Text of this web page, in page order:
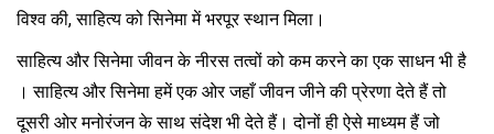
विश्व की, साहित्य को सिनेमा में भरपूर स्थान मिला।
साहित्य और सिनेमा जीवन के नीरस तत्वों को कम करने का एक साधन भी है
। साहित्य और सिनेमा हमें एक ओर जहाँ जीवन जीने की प्रेरणा देते हैं तो
दूसरी ओर मनोरंजन के साथ संदेश भी देते हैं। दोनों ही ऐसे माध्यम हैं जो